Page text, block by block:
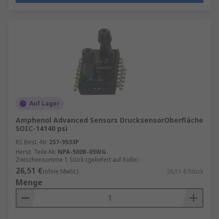
Auf Lager
Amphenol Advanced Sensors DrucksensorOberfläche
SOIC-14140 psi
RS Best.-Nr. 257-9533P
Herst. Teile-Nr. NPA-500B-05WG
Zwischensumme 1 Stück (geliefert auf Rolle)
26,51 €(ohne MwSt.) 26,51 €/Stück
Menge